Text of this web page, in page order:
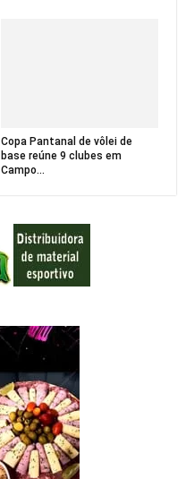
Copa Pantanal de vôlei de
base reúne 9 clubes em
Campo...